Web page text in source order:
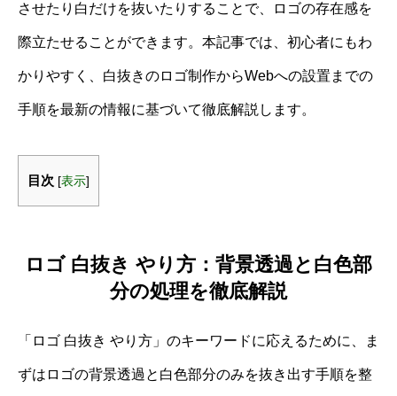
させたり白だけを抜いたりすることで、ロゴの存在感を
際立たせることができます。本記事では、初心者にもわ
かりやすく、白抜きのロゴ制作からWebへの設置までの
手順を最新の情報に基づいて徹底解説します。
目次 [表示]
ロゴ 白抜き やり方：背景透過と白色部
分の処理を徹底解説
「ロゴ 白抜き やり方」のキーワードに応えるために、ま
ずはロゴの背景透過と白色部分のみを抜き出す手順を整